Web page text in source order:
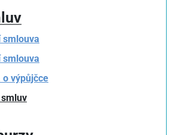
smlouva
smlouva
o výpůjčce